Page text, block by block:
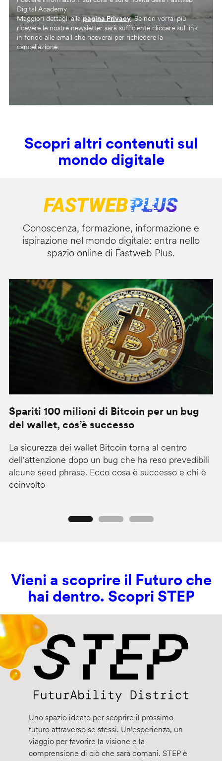
Digital Academy.
Maggiori dettagli allapagina Privacy. Se non vorrai più
ricevere le nostre newsletter sarà sufficiente cliccare sul link
in fondo alle email che riceverai per richiedere la
cancellazione.
Scopri altri contenuti sul
mondo digitale
Conoscenza, formazione, informazione e
ispirazione nel mondo digitale: entra nello
spazio online di Fastweb Plus.
Spariti 100 milioni di Bitcoin per un bug
del wallet, cos’è successo
La sicurezza dei wallet Bitcoin torna al centro
dell'attenzione dopo un bug che ha reso prevedibili
alcune seed phrase. Ecco cosa è successo e chi è
coinvolto
Vieni a scoprire il Futuro che
hai dentro. Scopri STEP
Uno spazio ideato per scoprire il prossimo
futuro attraverso se stessi. Un’esperienza, un
viaggio per favorire la visione e la
comprensione di ciò che sarà domani. STEP è